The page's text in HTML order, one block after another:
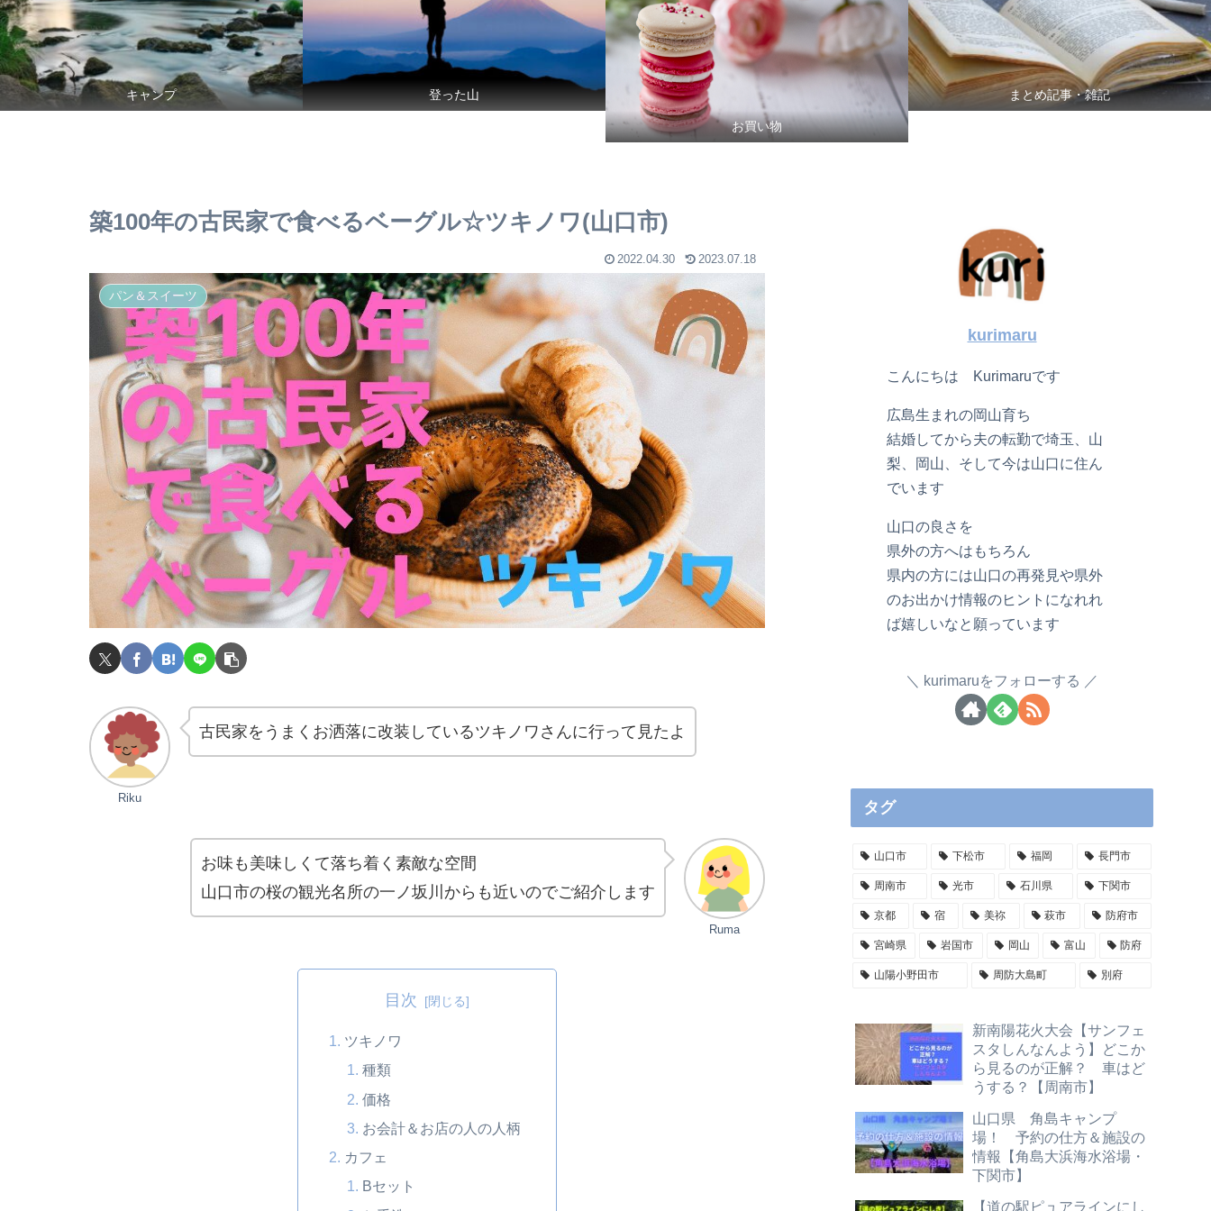
キャンプ 登った山
お買い物
まとめ記事・雑記
築100年の古民家で食べるベーグル☆ツキノワ(山口市)
2022.04.30 2023.07.18
パン＆スイーツ
Riku
古民家をうまくお洒落に改装しているツキノワさんに行って見たよ
Ruma
お味も美味しくて落ち着く素敵な空間
山口市の桜の観光名所の一ノ坂川からも近いのでご紹介します
目次
ツキノワ
種類
価格
お会計＆お店の人の人柄
カフェ
Bセット
kurimaru
こんにちは Kurimaruです
広島生まれの岡山育ち
結婚してから夫の転勤で埼玉、山
梨、岡山、そして今は山口に住ん
でいます
山口の良さを
県外の方へはもちろん
県内の方には山口の再発見や県外
のお出かけ情報のヒントになれれ
ば嬉しいなと願っています
kurimaruをフォローする
タグ
山口市 下松市 福岡 長門市
周南市 光市 石川県 下関市
京都 宿 美祢 萩市 防府市
宮崎県 岩国市 岡山 富山 防府
山陽小野田市 周防大島町 別府
新南陽花火大会【サンフェ
スタしんなんよう】どこか
ら見るのが正解？ 車はど
うする？【周南市】
山口県 角島キャンプ
場！ 予約の仕方＆施設の
情報【角島大浜海水浴場・
下関市】
【道の駅ピュアラインにし